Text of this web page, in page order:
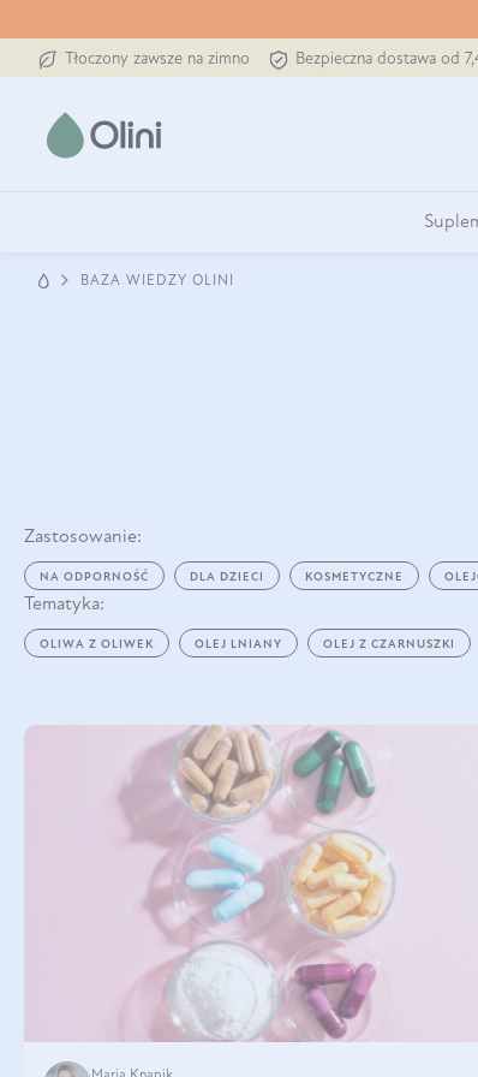
Tłoczony zawsze na zimno Bezpieczna dostawa od
BAZA WIEDZY OLINI
Zastosowanie:
NA ODPORNOŚĆ DLA DZIECI KOSMETYCZNE
Tematyka:
OLIWA Z OLIWEK OLEJ LNIANY OLEJ Z CZARNUSZKI